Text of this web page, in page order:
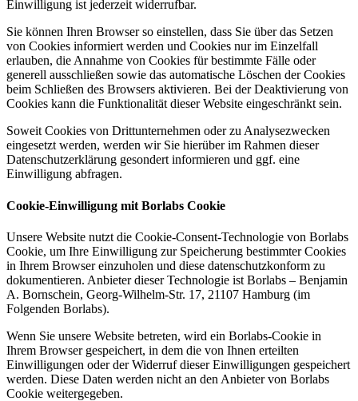
Einwilligung ist jederzeit widerrufbar.
Sie können Ihren Browser so einstellen, dass Sie über das Setzen
von Cookies informiert werden und Cookies nur im Einzelfall
erlauben, die Annahme von Cookies für bestimmte Fälle oder
generell ausschließen sowie das automatische Löschen der Cookies
beim Schließen des Browsers aktivieren. Bei der Deaktivierung von
Cookies kann die Funktionalität dieser Website eingeschränkt sein.
Soweit Cookies von Drittunternehmen oder zu Analysezwecken
eingesetzt werden, werden wir Sie hierüber im Rahmen dieser
Datenschutzerklärung gesondert informieren und ggf. eine
Einwilligung abfragen.
Cookie-Einwilligung mit Borlabs Cookie
Unsere Website nutzt die Cookie-Consent-Technologie von Borlabs
Cookie, um Ihre Einwilligung zur Speicherung bestimmter Cookies
in Ihrem Browser einzuholen und diese datenschutzkonform zu
dokumentieren. Anbieter dieser Technologie ist Borlabs – Benjamin
A. Bornschein, Georg-Wilhelm-Str. 17, 21107 Hamburg (im
Folgenden Borlabs).
Wenn Sie unsere Website betreten, wird ein Borlabs-Cookie in
Ihrem Browser gespeichert, in dem die von Ihnen erteilten
Einwilligungen oder der Widerruf dieser Einwilligungen gespeichert
werden. Diese Daten werden nicht an den Anbieter von Borlabs
Cookie weitergegeben.